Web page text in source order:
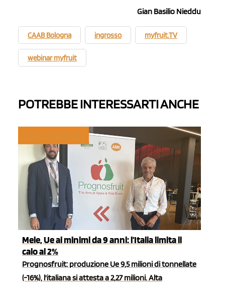
Gian Basilio Nieddu
CAAB Bologna ingrosso myfruit.TV
webinar myfruit
POTREBBE INTERESSARTI ANCHE
Mele, Ue ai minimi da 9 anni: l’Italia limita il
calo al 2%
Prognosfruit: produzione Ue 9,5 milioni di tonnellate
(-16%), l'italiana si attesta a 2,27 milioni. Alta